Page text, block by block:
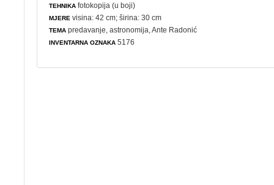
TEHNIKA fotokopija (u boji)
MJERE visina: 42 cm; širina: 30 cm
TEMA predavanje ,astronomija , Ante Radonić
INVENTARNA OZNAKA 5176